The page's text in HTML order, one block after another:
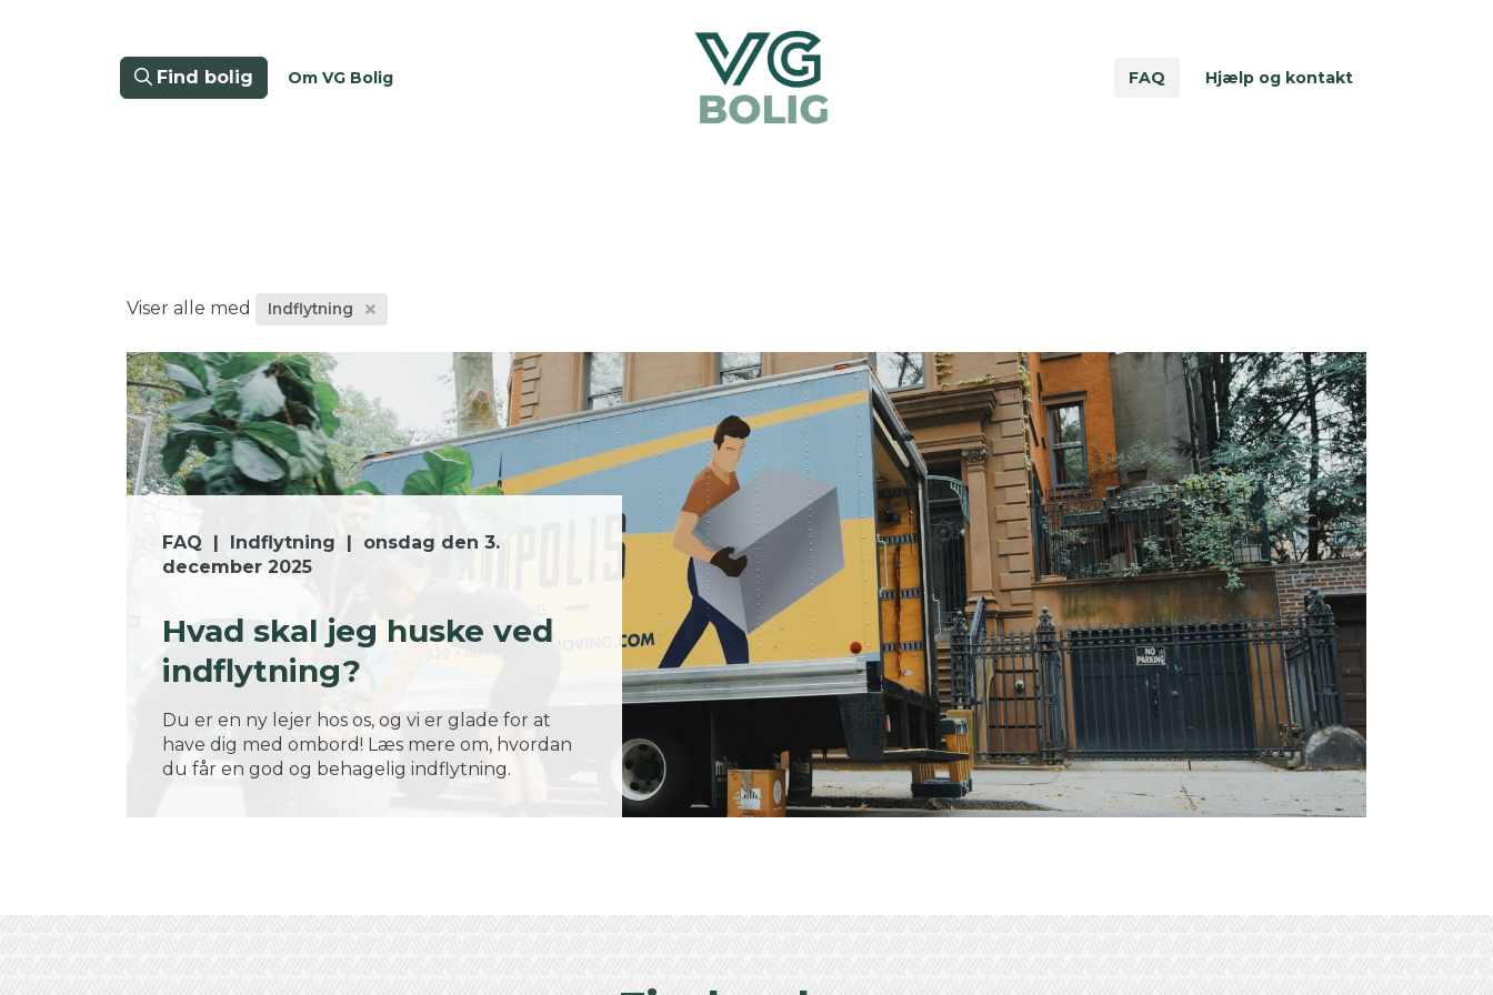
Find bolig Om VG Bolig FAQ Hjælp og kontakt
Viser alle med Indflytning
FAQ | Indflytning |
onsdag den 3.
december 2025
Hvad skal jeg huske ved
indflytning?
Du er en ny lejer hos os, og vi er glade for at
have dig med ombord! Læs mere om, hvordan
du får en god og behagelig indflytning.